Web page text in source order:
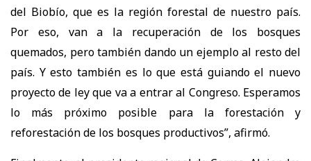
del Biobío, que es la región forestal de nuestro país.
Por eso, van a la recuperación de los bosques
quemados, pero también dando un ejemplo al resto del
país. Y esto también es lo que está guiando el nuevo
proyecto de ley que va a entrar al Congreso. Esperamos
lo más próximo posible para la forestación y
reforestación de los bosques productivos”, afirmó.